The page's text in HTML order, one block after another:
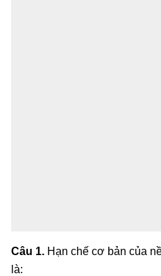
Câu 1. Hạn chế cơ bản của
là: